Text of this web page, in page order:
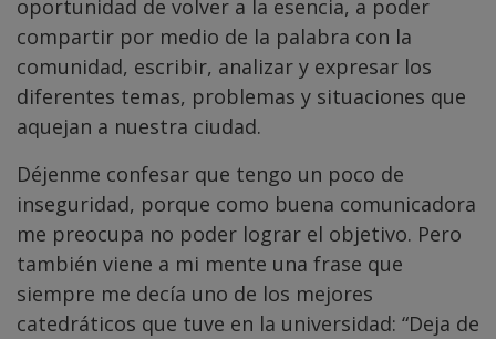
oportunidad de volver a la esencia, a poder
compartir por medio de la palabra con la
comunidad, escribir, analizar y expresar los
diferentes temas, problemas y situaciones que
aquejan a nuestra ciudad.
Déjenme confesar que tengo un poco de
inseguridad, porque como buena comunicadora
me preocupa no poder lograr el objetivo. Pero
también viene a mi mente una frase que
siempre me decía uno de los mejores
catedráticos que tuve en la universidad: “Deja de